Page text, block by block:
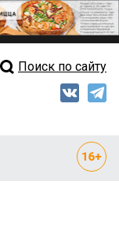
выпуск
Поиск по сайту